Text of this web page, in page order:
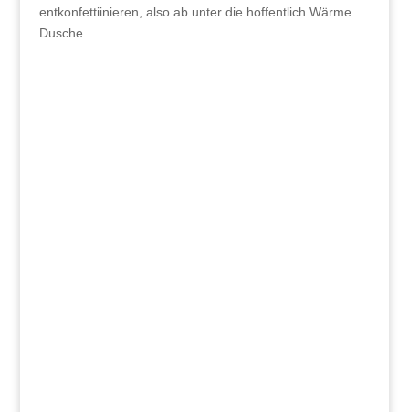
entkonfettiinieren, also ab unter die hoffentlich Wärme
Dusche.